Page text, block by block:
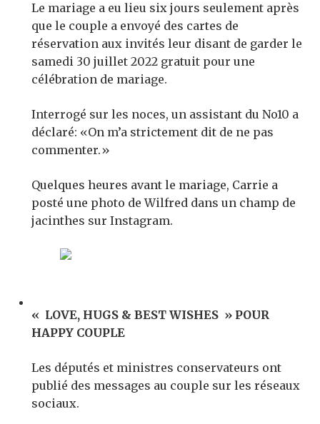
Le mariage a eu lieu six jours seulement après
que le couple a envoyé des cartes de
réservation aux invités leur disant de garder le
samedi 30 juillet 2022 gratuit pour une
célébration de mariage.
Interrogé sur les noces, un assistant du No10 a
déclaré: «On m’a strictement dit de ne pas
commenter.»
Quelques heures avant le mariage, Carrie a
posté une photo de Wilfred dans un champ de
jacinthes sur Instagram.
« LOVE, HUGS & BEST WISHES » POUR
HAPPY COUPLE
Les députés et ministres conservateurs ont
publié des messages au couple sur les réseaux
sociaux.